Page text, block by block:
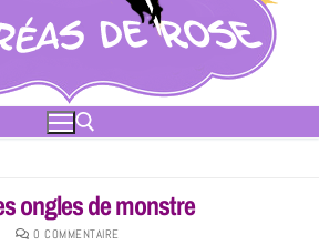
ongles de monstre
0 COMMENTAIRE